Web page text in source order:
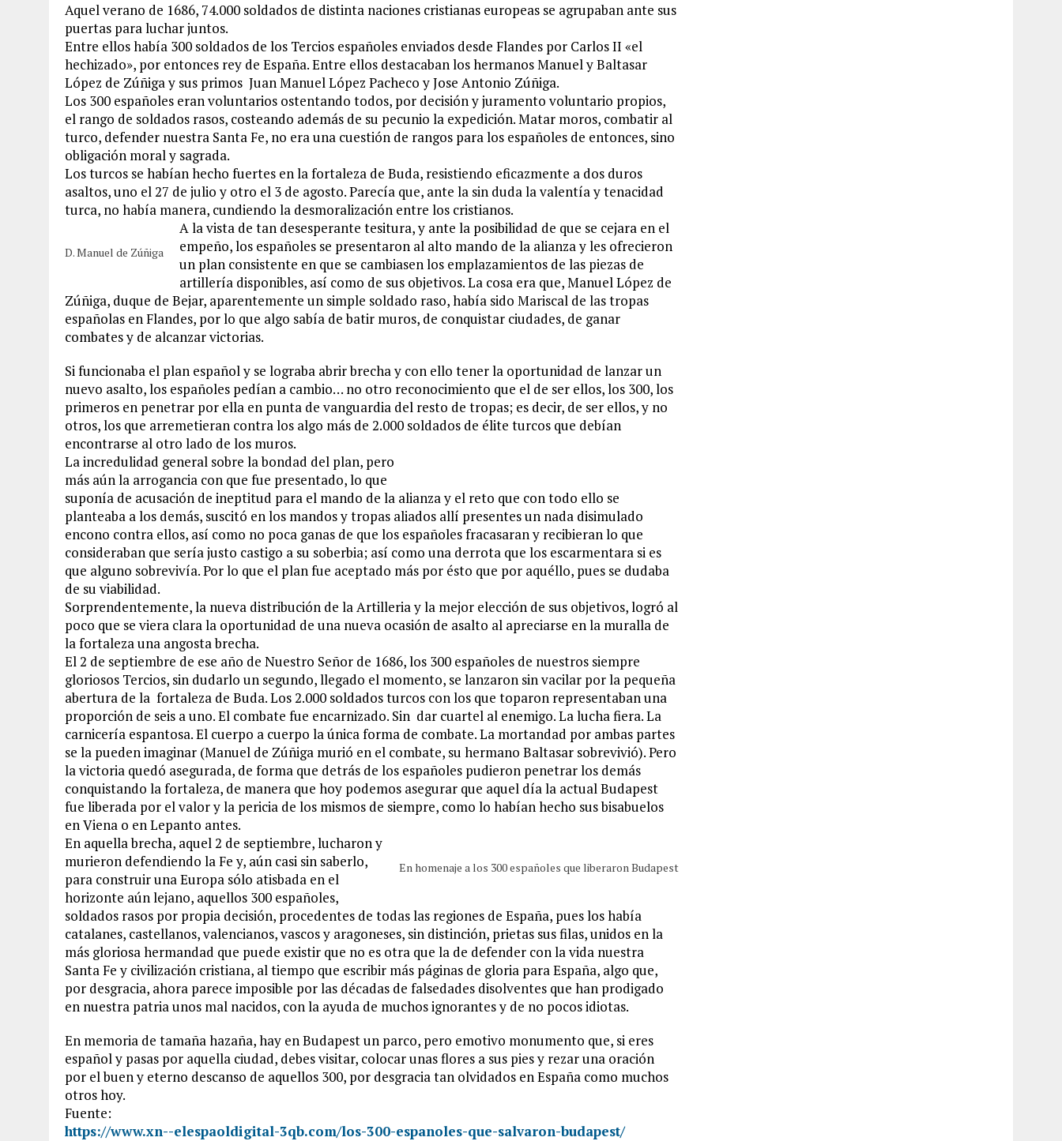
Aquel verano de 1686, 74.000 soldados de distinta naciones cristianas europeas se agrupaban ante sus
puertas para luchar juntos.
Entre ellos había 300 soldados de los Tercios españoles enviados desde Flandes por Carlos II «el
hechizado», por entonces rey de España. Entre ellos destacaban los hermanos Manuel y Baltasar
López de Zúñiga y sus primos Juan Manuel López Pacheco y Jose Antonio Zúñiga.
Los 300 españoles eran voluntarios ostentando todos, por decisión y juramento voluntario propios,
el rango de soldados rasos, costeando además de su pecunio la expedición. Matar moros, combatir al
turco, defender nuestra Santa Fe, no era una cuestión de rangos para los españoles de entonces, sino
obligación moral y sagrada.
Los turcos se habían hecho fuertes en la fortaleza de Buda, resistiendo eficazmente a dos duros
asaltos, uno el 27 de julio y otro el 3 de agosto. Parecía que, ante la sin duda la valentía y tenacidad
turca, no había manera, cundiendo la desmoralización entre los cristianos.
D. Manuel de Zúñiga
A la vista de tan desesperante tesitura, y ante la posibilidad de que se cejara en el
empeño, los españoles se presentaron al alto mando de la alianza y les ofrecieron
un plan consistente en que se cambiasen los emplazamientos de las piezas de
artillería disponibles, así como de sus objetivos. La cosa era que, Manuel López de
Zúñiga, duque de Bejar, aparentemente un simple soldado raso, había sido Mariscal de las tropas
españolas en Flandes, por lo que algo sabía de batir muros, de conquistar ciudades, de ganar
combates y de alcanzar victorias.
Si funcionaba el plan español y se lograba abrir brecha y con ello tener la oportunidad de lanzar un
nuevo asalto, los españoles pedían a cambio… no otro reconocimiento que el de ser ellos, los 300, los
primeros en penetrar por ella en punta de vanguardia del resto de tropas; es decir, de ser ellos, y no
otros, los que arremetieran contra los algo más de 2.000 soldados de élite turcos que debían
encontrarse al otro lado de los muros.
La incredulidad general sobre la bondad del plan, pero
más aún la arrogancia con que fue presentado, lo que
suponía de acusación de ineptitud para el mando de la alianza y el reto que con todo ello se
planteaba a los demás, suscitó en los mandos y tropas aliados allí presentes un nada disimulado
encono contra ellos, así como no poca ganas de que los españoles fracasaran y recibieran lo que
consideraban que sería justo castigo a su soberbia; así como una derrota que los escarmentara si es
que alguno sobrevivía. Por lo que el plan fue aceptado más por ésto que por aquéllo, pues se dudaba
de su viabilidad.
Sorprendentemente, la nueva distribución de la Artilleria y la mejor elección de sus objetivos, logró al
poco que se viera clara la oportunidad de una nueva ocasión de asalto al apreciarse en la muralla de
la fortaleza una angosta brecha.
El 2 de septiembre de ese año de Nuestro Señor de 1686, los 300 españoles de nuestros siempre
gloriosos Tercios, sin dudarlo un segundo, llegado el momento, se lanzaron sin vacilar por la pequeña
abertura de la fortaleza de Buda. Los 2.000 soldados turcos con los que toparon representaban una
proporción de seis a uno. El combate fue encarnizado. Sin dar cuartel al enemigo. La lucha fiera. La
carnicería espantosa. El cuerpo a cuerpo la única forma de combate. La mortandad por ambas partes
se la pueden imaginar (Manuel de Zúñiga murió en el combate, su hermano Baltasar sobrevivió). Pero
la victoria quedó asegurada, de forma que detrás de los españoles pudieron penetrar los demás
conquistando la fortaleza, de manera que hoy podemos asegurar que aquel día la actual Budapest
fue liberada por el valor y la pericia de los mismos de siempre, como lo habían hecho sus bisabuelos
en Viena o en Lepanto antes.
En homenaje a los 300 españoles que liberaron Budapest
En aquella brecha, aquel 2 de septiembre, lucharon y
murieron defendiendo la Fe y, aún casi sin saberlo,
para construir una Europa sólo atisbada en el
horizonte aún lejano, aquellos 300 españoles,
soldados rasos por propia decisión, procedentes de todas las regiones de España, pues los había
catalanes, castellanos, valencianos, vascos y aragoneses, sin distinción, prietas sus filas, unidos en la
más gloriosa hermandad que puede existir que no es otra que la de defender con la vida nuestra
Santa Fe y civilización cristiana, al tiempo que escribir más páginas de gloria para España, algo que,
por desgracia, ahora parece imposible por las décadas de falsedades disolventes que han prodigado
en nuestra patria unos mal nacidos, con la ayuda de muchos ignorantes y de no pocos idiotas.
En memoria de tamaña hazaña, hay en Budapest un parco, pero emotivo monumento que, si eres
español y pasas por aquella ciudad, debes visitar, colocar unas flores a sus pies y rezar una oración
por el buen y eterno descanso de aquellos 300, por desgracia tan olvidados en España como muchos
otros hoy.
Fuente:
https://www.xn--elespaoldigital-3qb.com/los-300-espanoles-que-salvaron-budapest/